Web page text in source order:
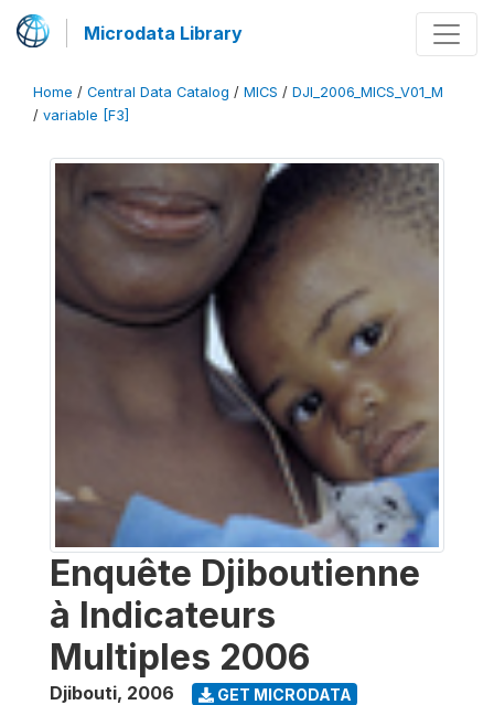
Microdata Library
Home / Central Data Catalog / MICS / DJI_2006_MICS_V01_M
/ variable [F3]
Enquête Djiboutienne
à Indicateurs
Multiples 2006
Djibouti, 2006 GET MICRODATA